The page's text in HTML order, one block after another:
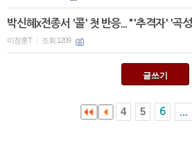
박신혜x전종서 '콜' 첫 반응... "'추격자' '곡
이청훈T 조회 1209
글쓰기
4 5 6